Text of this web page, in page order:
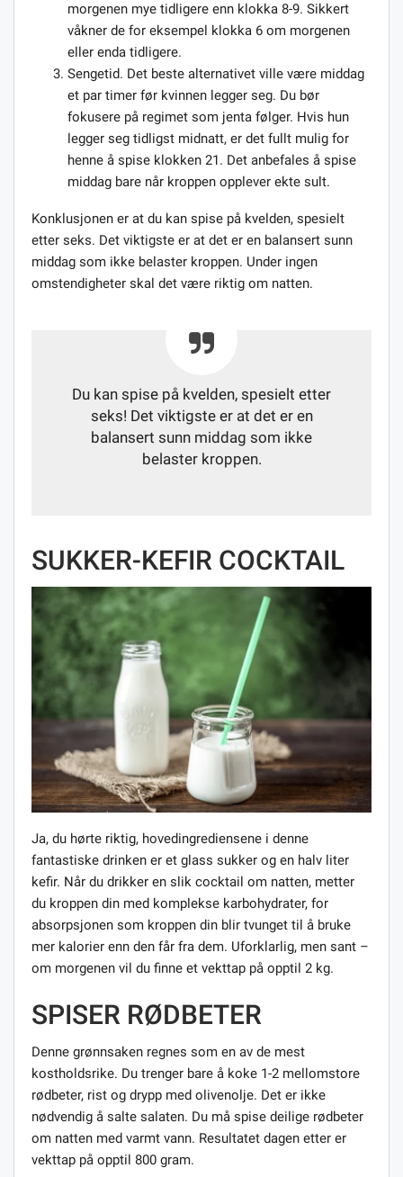
morgenen mye tidligere enn klokka 8-9. Sikkert
våkner de for eksempel klokka 6 om morgenen
eller enda tidligere.
Sengetid. Det beste alternativet ville være middag
et par timer før kvinnen legger seg. Du bør
fokusere på regimet som jenta følger. Hvis hun
legger seg tidligst midnatt, er det fullt mulig for
henne å spise klokken 21. Det anbefales å spise
middag bare når kroppen opplever ekte sult.
Konklusjonen er at du kan spise på kvelden, spesielt
etter seks. Det viktigste er at det er en balansert sunn
middag som ikke belaster kroppen. Under ingen
omstendigheter skal det være riktig om natten.
Du kan spise på kvelden, spesielt etter
seks! Det viktigste er at det er en
balansert sunn middag som ikke
belaster kroppen.
SUKKER-KEFIR COCKTAIL
Ja, du hørte riktig, hovedingrediensene i denne
fantastiske drinken er et glass sukker og en halv liter
kefir. Når du drikker en slik cocktail om natten, metter
du kroppen din med komplekse karbohydrater, for
absorpsjonen som kroppen din blir tvunget til å bruke
mer kalorier enn den får fra dem. Uforklarlig, men sant –
om morgenen vil du finne et vekttap på opptil 2 kg.
SPISER RØDBETER
Denne grønnsaken regnes som en av de mest
kostholdsrike. Du trenger bare å koke 1-2 mellomstore
rødbeter, rist og drypp med olivenolje. Det er ikke
nødvendig å salte salaten. Du må spise deilige rødbeter
om natten med varmt vann. Resultatet dagen etter er
vekttap på opptil 800 gram.